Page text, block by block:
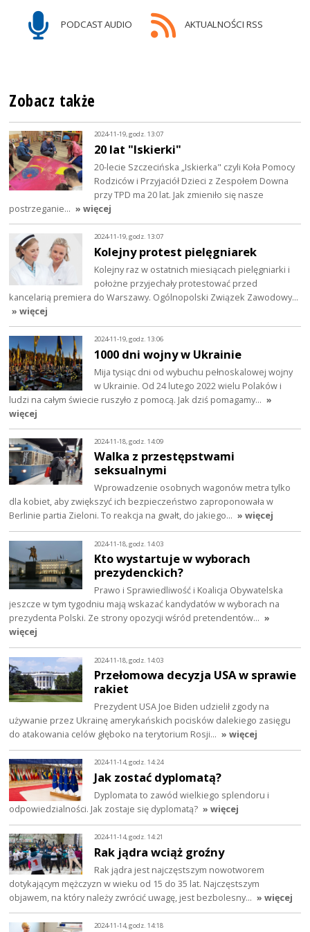
PODCAST AUDIO AKTUALNOŚCI RSS
Zobacz także
2024-11-19, godz. 13:07
20 lat "Iskierki"
20-lecie Szczecińska „Iskierka" czyli Koła Pomocy
Rodziców i Przyjaciół Dzieci z Zespołem Downa
przy TPD ma 20 lat. Jak zmieniło się nasze
postrzeganie… » więcej
2024-11-19, godz. 13:07
Kolejny protest pielęgniarek
Kolejny raz w ostatnich miesiącach pielęgniarki i
położne przyjechały protestować przed
kancelarią premiera do Warszawy. Ogólnopolski Związek Zawodowy…
» więcej
2024-11-19, godz. 13:06
1000 dni wojny w Ukrainie
Mija tysiąc dni od wybuchu pełnoskalowej wojny
w Ukrainie. Od 24 lutego 2022 wielu Polaków i
ludzi na całym świecie ruszyło z pomocą. Jak dziś pomagamy… »
więcej
2024-11-18, godz. 14:09
Walka z przestępstwami
seksualnymi
Wprowadzenie osobnych wagonów metra tylko
dla kobiet, aby zwiększyć ich bezpieczeństwo zaproponowała w
Berlinie partia Zieloni. To reakcja na gwałt, do jakiego… » więcej
2024-11-18, godz. 14:03
Kto wystartuje w wyborach
prezydenckich?
Prawo i Sprawiedliwość i Koalicja Obywatelska
jeszcze w tym tygodniu mają wskazać kandydatów w wyborach na
prezydenta Polski. Ze strony opozycji wśród pretendentów… »
więcej
2024-11-18, godz. 14:03
Przełomowa decyzja USA w sprawie
rakiet
Prezydent USA Joe Biden udzielił zgody na
używanie przez Ukrainę amerykańskich pocisków dalekiego zasięgu
do atakowania celów głęboko na terytorium Rosji… » więcej
2024-11-14, godz. 14:24
Jak zostać dyplomatą?
Dyplomata to zawód wielkiego splendoru i
odpowiedzialności. Jak zostaje się dyplomatą? » więcej
2024-11-14, godz. 14:21
Rak jądra wciąż groźny
Rak jądra jest najczęstszym nowotworem
dotykającym mężczyzn w wieku od 15 do 35 lat. Najczęstszym
objawem, na który należy zwrócić uwagę, jest bezbolesny… » więcej
2024-11-14, godz. 14:18